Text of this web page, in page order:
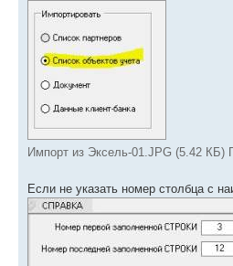
Импорт из Эксель-01.JPG (5.42 КБ)
Если не указать номер столбца с